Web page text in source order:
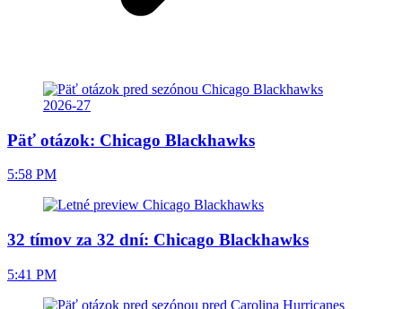
Päť otázok: Chicago Blackhawks
5:58 PM
32 tímov za 32 dní: Chicago Blackhawks
5:41 PM